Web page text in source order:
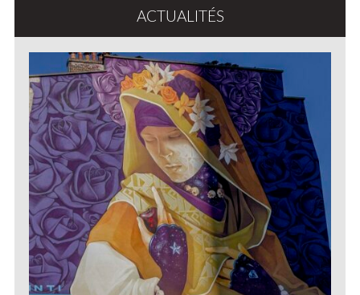
ACTUALITÉS